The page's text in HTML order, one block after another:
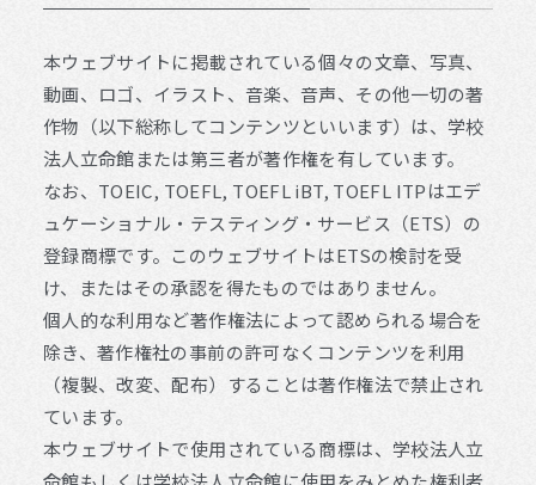
本ウェブサイトに掲載されている個々の文章、写真、
動画、ロゴ、イラスト、音楽、音声、その他一切の著
作物（以下総称してコンテンツといいます）は、学校
法人立命館または第三者が著作権を有しています。
なお、TOEIC, TOEFL, TOEFL iBT, TOEFL ITPはエデ
ュケーショナル・テスティング・サービス（ETS）の
登録商標です。このウェブサイトはETSの検討を受
け、またはその承認を得たものではありません。
個人的な利用など著作権法によって認められる場合を
除き、著作権社の事前の許可なくコンテンツを利用
（複製、改変、配布）することは著作権法で禁止され
ています。
本ウェブサイトで使用されている商標は、学校法人立